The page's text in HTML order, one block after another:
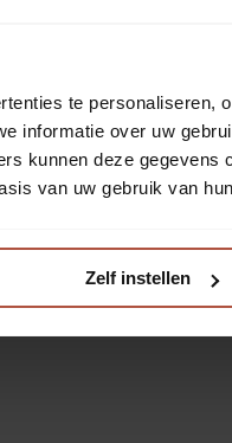
te personaliseren,
informatie over uw
kunnen deze
van uw gebruik van
Zelf instellen